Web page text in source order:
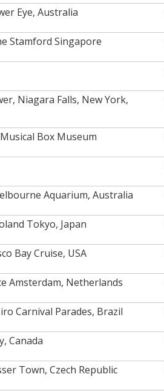
Eye, Australia
Stamford Singapore
Niagara Falls, New York,
Box Museum
Aquarium, Australia
Tokyo, Japan
Bay Cruise, USA
Amsterdam, Netherlands
Carnival Parades, Brazil
Canada
Town, Czech Republic